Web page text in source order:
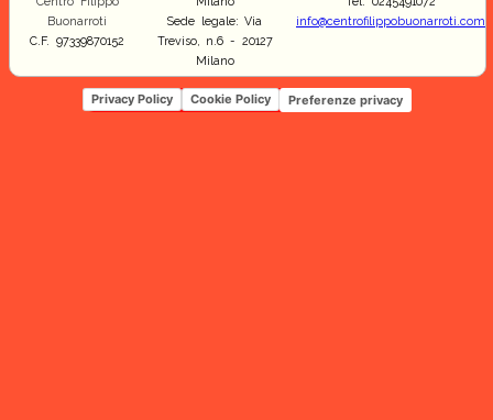
Buonarroti
C.F. 97339870152
Sede legale: Via
Treviso, n.6 - 20127
Milano
info@centrofilippobuonarroti.com
Privacy Policy Cookie Policy Preferenze privacy